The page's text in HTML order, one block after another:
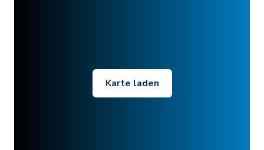
Karte laden